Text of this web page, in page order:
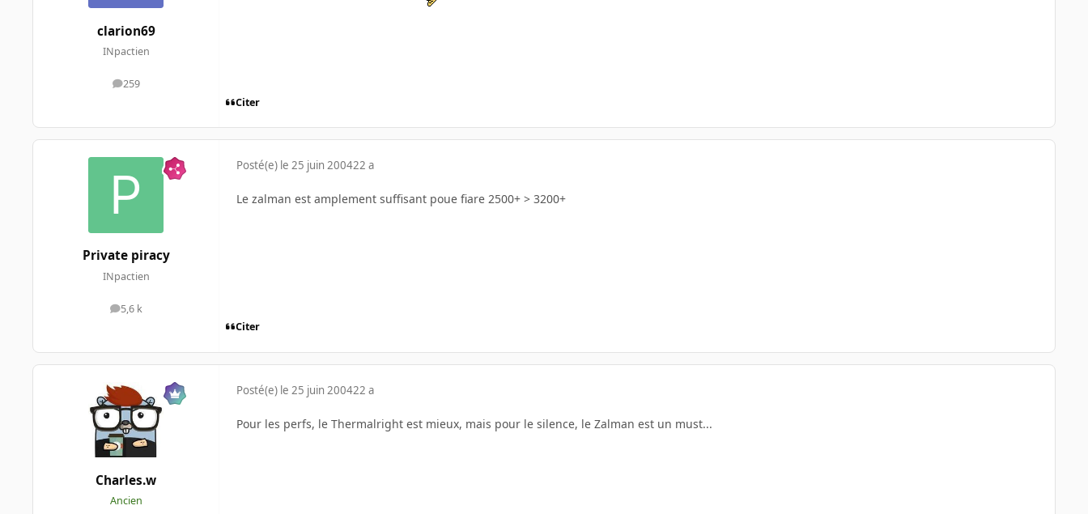
clarion69
INpactien
259
messages
Citer
Private piracy
INpactien
5,6 k
messages
Posté(e) le 25 juin 200422 a
Le zalman est amplement suffisant poue fiare 2500+ > 3200+
Citer
Charles.w
Ancien
Posté(e) le 25 juin 200422 a
Pour les perfs, le Thermalright est mieux, mais pour le silence, le Zalman est un must...